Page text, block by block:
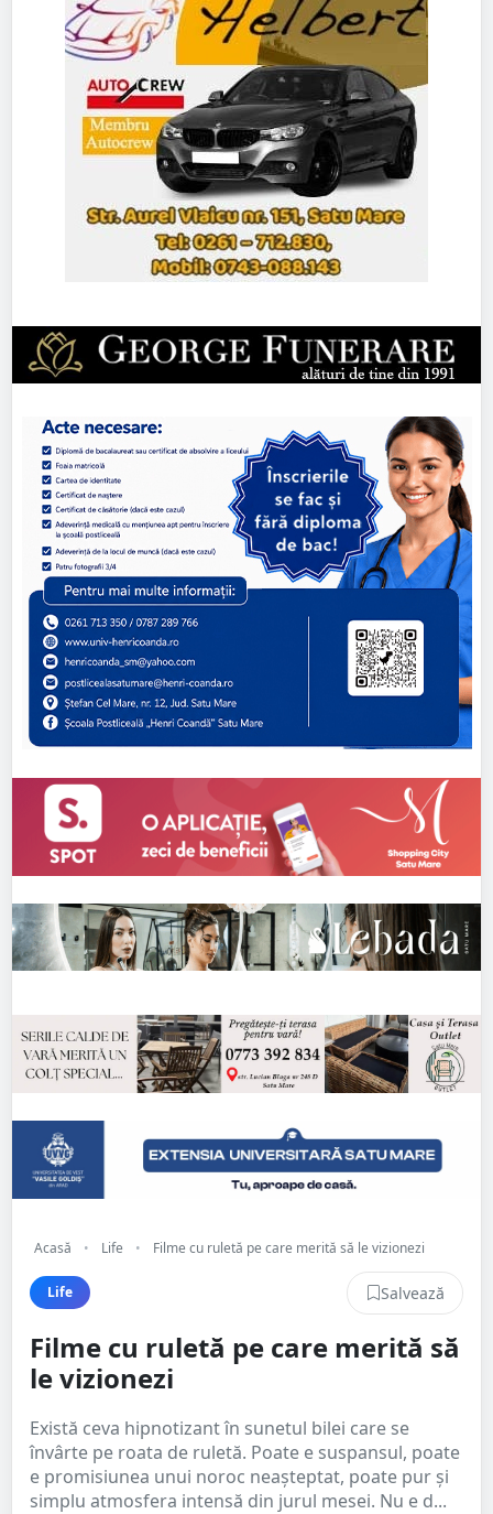
Acasă • Life • Filme cu ruletă pe care merită să le vizionezi
Life Salvează
Filme cu ruletă pe care merită să
le vizionezi
Există ceva hipnotizant în sunetul bilei care se
învârte pe roata de ruletă. Poate e suspansul, poate
e promisiunea unui noroc neașteptat, poate pur și
simplu atmosfera intensă din jurul mesei. Nu e d...